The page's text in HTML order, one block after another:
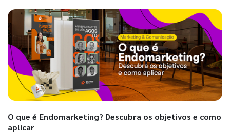
O que é Endomarketing? Descubra os objetivos e como
aplicar